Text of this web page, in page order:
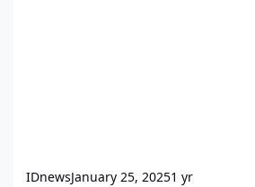
IDnewsJanuary 25, 20251 yr